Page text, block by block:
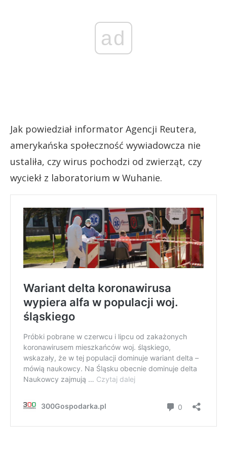
ad
Jak powiedział informator Agencji Reutera,
amerykańska społeczność wywiadowcza nie
ustaliła, czy wirus pochodzi od zwierząt, czy
wyciekł z laboratorium w Wuhanie.